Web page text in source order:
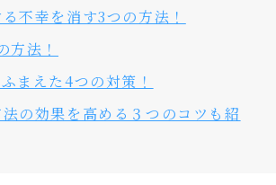
不幸を消す3つの方法！
法！
まえた4つの対策！
の効果を高める３つのコツも紹